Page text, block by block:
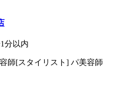
分以内
師[スタイリスト] パ美容師